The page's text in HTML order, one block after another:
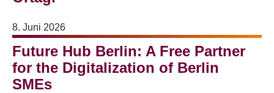
8. Juni 2026
Future Hub Berlin: A Free Partner
for the Digitalization of Berlin
SMEs